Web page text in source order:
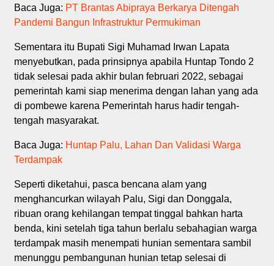
Baca Juga: PT Brantas Abipraya Berkarya Ditengah
Pandemi Bangun Infrastruktur Permukiman
Sementara itu Bupati Sigi Muhamad Irwan Lapata
menyebutkan, pada prinsipnya apabila Huntap Tondo 2
tidak selesai pada akhir bulan februari 2022, sebagai
pemerintah kami siap menerima dengan lahan yang ada
di pombewe karena Pemerintah harus hadir tengah-
tengah masyarakat.
Baca Juga: Huntap Palu, Lahan Dan Validasi Warga
Terdampak
Seperti diketahui, pasca bencana alam yang
menghancurkan wilayah Palu, Sigi dan Donggala,
ribuan orang kehilangan tempat tinggal bahkan harta
benda, kini setelah tiga tahun berlalu sebahagian warga
terdampak masih menempati hunian sementara sambil
menunggu pembangunan hunian tetap selesai di